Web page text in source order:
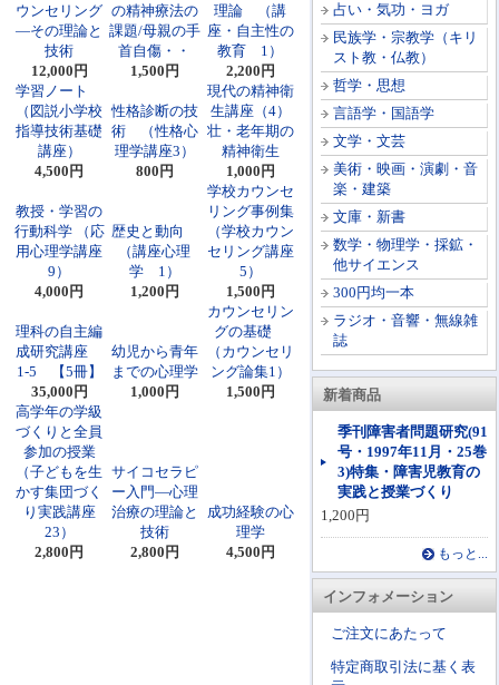
占い・気功・ヨガ
民族学・宗教学（キリ
スト教・仏教）
哲学・思想
言語学・国語学
文学・文芸
美術・映画・演劇・音
楽・建築
文庫・新書
数学・物理学・採鉱・
他サイエンス
300円均一本
ラジオ・音響・無線雑
誌
新着商品
季刊障害者問題研究(91
号・1997年11月・25巻
3)特集・障害児教育の
実践と授業づくり
1,200円
もっと...
インフォメーション
ご注文にあたって
特定商取引法に基く表
ウンセリング
―その理論と
技術
12,000円
の精神療法の
課題/母親の手
首自傷・・
1,500円
理論 （講
座・自主性の
教育 1）
2,200円
学習ノート
（図説小学校
指導技術基礎
講座）
4,500円
性格診断の技
術 （性格心
理学講座3）
800円
現代の精神衛
生講座（4）
壮・老年期の
精神衛生
1,000円
教授・学習の
行動科学 （応
用心理学講座
9）
4,000円
歴史と動向
（講座心理
学 1）
1,200円
学校カウンセ
リング事例集
（学校カウン
セリング講座
5）
1,500円
理科の自主編
成研究講座
1-5 【5冊】
35,000円
幼児から青年
までの心理学
1,000円
カウンセリン
グの基礎
（カウンセリ
ング論集1）
1,500円
高学年の学級
づくりと全員
参加の授業
（子どもを生
かす集団づく
り実践講座
23）
2,800円
サイコセラピ
ー入門―心理
治療の理論と
技術
2,800円
成功経験の心
理学
4,500円